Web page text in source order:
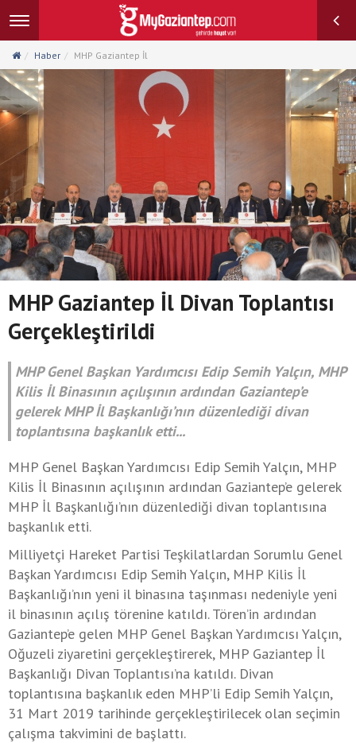
Toggle
navigation
Haber MHP Gaziantep İl
MHP Gaziantep İl Divan Toplantısı
Gerçekleştirildi
MHP Genel Başkan Yardımcısı Edip Semih Yalçın, MHP
Kilis İl Binasının açılışının ardından Gaziantep’e
gelerek MHP İl Başkanlığı’nın düzenlediği divan
toplantısına başkanlık etti...
MHP Genel Başkan Yardımcısı Edip Semih Yalçın, MHP
Kilis İl Binasının açılışının ardından Gaziantep’e gelerek
MHP İl Başkanlığı’nın düzenlediği divan toplantısına
başkanlık etti.
Milliyetçi Hareket Partisi Teşkilatlardan Sorumlu Genel
Başkan Yardımcısı Edip Semih Yalçın, MHP Kilis İl
Başkanlığı’nın yeni il binasına taşınması nedeniyle yeni
il binasının açılış törenine katıldı. Tören’in ardından
Gaziantep’e gelen MHP Genel Başkan Yardımcısı Yalçın,
Oğuzeli ziyaretini gerçekleştirerek, MHP Gaziantep İl
Başkanlığı Divan Toplantısı’na katıldı. Divan
toplantısına başkanlık eden MHP’li Edip Semih Yalçın,
31 Mart 2019 tarihinde gerçekleştirilecek olan seçimin
çalışma takvimini de başlattı.